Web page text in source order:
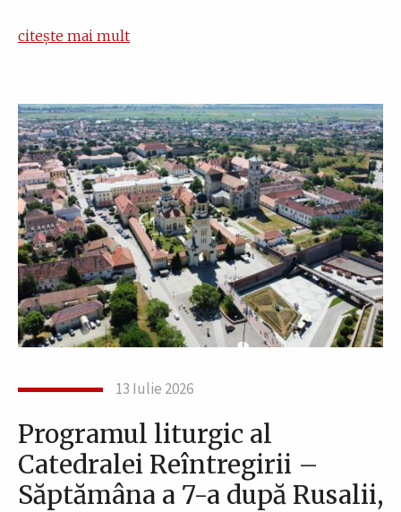
citește mai mult
13 Iulie 2026
Programul liturgic al
Catedralei Reîntregirii –
Săptămâna a 7-a după Rusalii,